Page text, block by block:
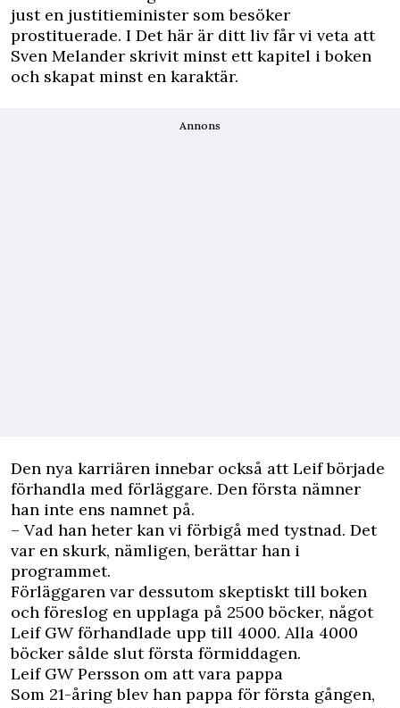
just en justitieminister som besöker
prostituerade. I Det här är ditt liv får vi veta att
Sven Melander skrivit minst ett kapitel i boken
och skapat minst en karaktär.
Annons
Den nya karriären innebar också att Leif började
förhandla med förläggare. Den första nämner
han inte ens namnet på.
– Vad han heter kan vi förbigå med tystnad. Det
var en skurk, nämligen, berättar han i
programmet.
Förläggaren var dessutom skeptiskt till boken
och föreslog en upplaga på 2500 böcker, något
Leif GW förhandlade upp till 4000. Alla 4000
böcker sålde slut första förmiddagen.
Leif GW Persson om att vara pappa
Som 21-åring blev han pappa för första gången,